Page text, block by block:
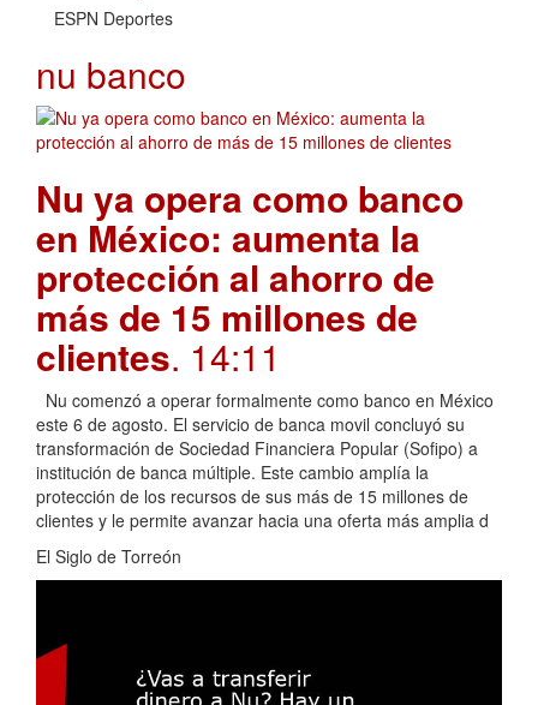
ESPN Deportes
nu banco
Nu ya opera como banco
en México: aumenta la
protección al ahorro de
más de 15 millones de
clientes. 14:11
Nu comenzó a operar formalmente como banco en México
este 6 de agosto. El servicio de banca movil concluyó su
transformación de Sociedad Financiera Popular (Sofipo) a
institución de banca múltiple. Este cambio amplía la
protección de los recursos de sus más de 15 millones de
clientes y le permite avanzar hacia una oferta más amplia d
El Siglo de Torreón